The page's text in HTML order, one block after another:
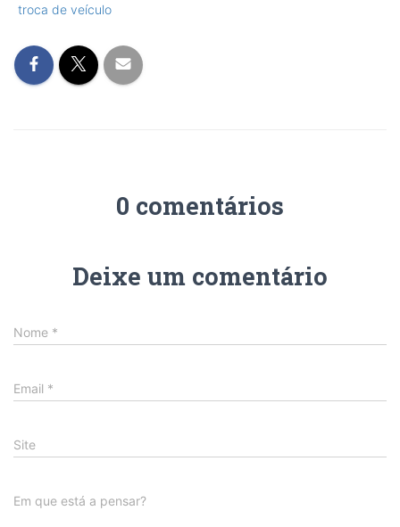
troca de veículo
0 comentários
Deixe um comentário
Nome *
Email *
Site
Em que está a pensar?